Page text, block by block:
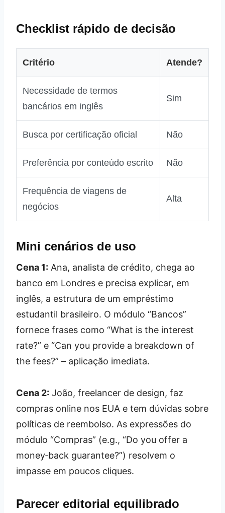
Checklist rápido de decisão
Critério Atende?
Necessidade de termos
bancários em inglês
Sim
Busca por certificação oficial Não
Preferência por conteúdo escrito Não
Frequência de viagens de
negócios
Alta
Mini cenários de uso
Cena 1: Ana, analista de crédito, chega ao
banco em Londres e precisa explicar, em
inglês, a estrutura de um empréstimo
estudantil brasileiro. O módulo “Bancos”
fornece frases como “What is the interest
rate?” e “Can you provide a breakdown of
the fees?” – aplicação imediata.
Cena 2: João, freelancer de design, faz
compras online nos EUA e tem dúvidas sobre
políticas de reembolso. As expressões do
módulo “Compras” (e.g., “Do you offer a
money‑back guarantee?”) resolvem o
impasse em poucos cliques.
Parecer editorial equilibrado